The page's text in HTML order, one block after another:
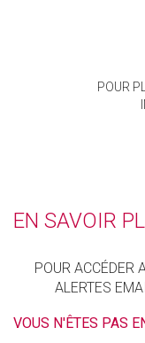
POUR
EN SAVOIR
POUR ACCÉDER
ALERTES
VOUS N'ÊTES PAS